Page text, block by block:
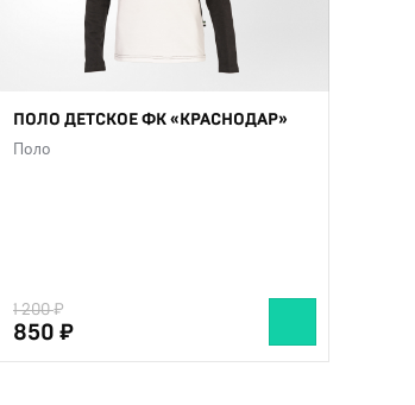
ПОЛО ДЕТСКОЕ ФК «КРАСНОДАР»
Поло
1 200
850